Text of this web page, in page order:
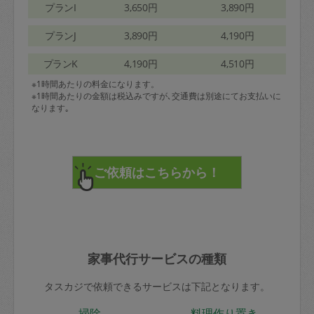
プランI 3,650円 3,890円
プランJ 3,890円 4,190円
プランK 4,190円 4,510円
※1時間あたりの料金になります。
※1時間あたりの金額は税込みですが､交通費は別途にてお支払いに
なります｡
家事代行サービスの種類
タスカジで依頼できるサービスは下記となります。